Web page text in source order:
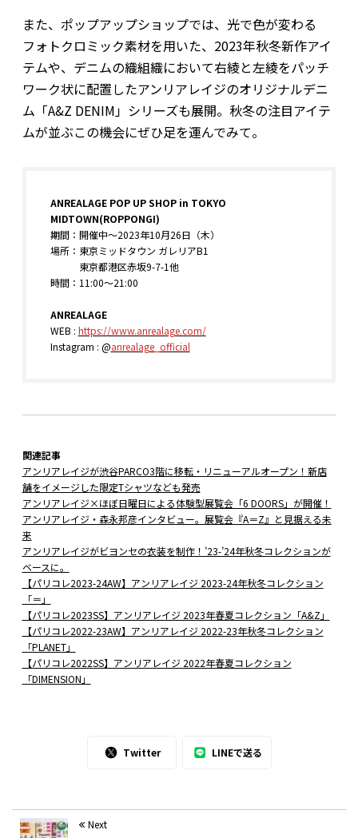
また、ポップアップショップでは、光で色が変わる
フォトクロミック素材を用いた、2023年秋冬新作アイ
テムや、デニムの織組織において右綾と左綾をパッチ
ワーク状に配置したアンリアレイジのオリジナルデニ
ム「A&Z DENIM」シリーズも展開。秋冬の注目アイテ
ムが並ぶこの機会にぜひ足を運んでみて。
ANREALAGE POP UP SHOP in TOKYO
MIDTOWN(ROPPONGI)
期間：開催中～2023年10月26日（木）
場所：東京ミッドタウン ガレリアB1
東京都港区赤坂9-7-1他
時間：11:00～21:00
ANREALAGE
WEB : https://www.anrealage.com/
Instagram : @anrealage_official
関連記事
アンリアレイジが渋谷PARCO3階に移転・リニューアルオープン！新店
舗をイメージした限定Tシャツなども発売
アンリアレイジ×ほぼ日曜日による体験型展覧会「6 DOORS」が開催！
アンリアレイジ・森永邦彦インタビュー。展覧会『A＝Z』と見据える未
来
アンリアレイジがビヨンセの衣装を制作！’23-’24年秋冬コレクションが
ベースに。
【パリコレ2023-24AW】アンリアレイジ 2023-24年秋冬コレクション
「＝」
【パリコレ2023SS】アンリアレイジ 2023年春夏コレクション「A&Z」
【パリコレ2022-23AW】アンリアレイジ 2022-23年秋冬コレクション
「PLANET」
【パリコレ2022SS】アンリアレイジ 2022年春夏コレクション
「DIMENSION」
Twitter LINEで送る
Next